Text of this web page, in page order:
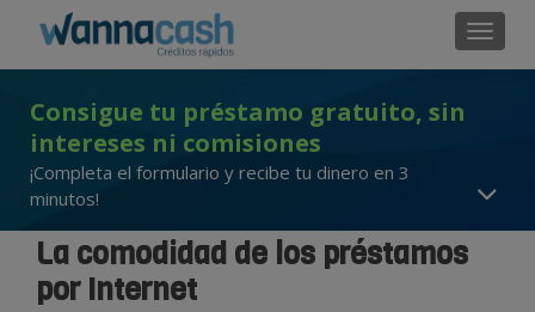
Consigue tu préstamo gratuito, sin
intereses ni comisiones
¡Completa el formulario y recibe tu dinero en 3
minutos!
La comodidad de los préstamos
por Internet